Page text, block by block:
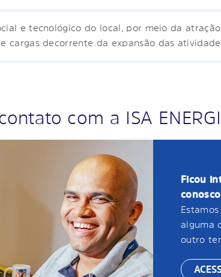
e tecnológico do local, por meio da
cargas decorrente da expansão das
com a ISA
Ficou
alguma
outro